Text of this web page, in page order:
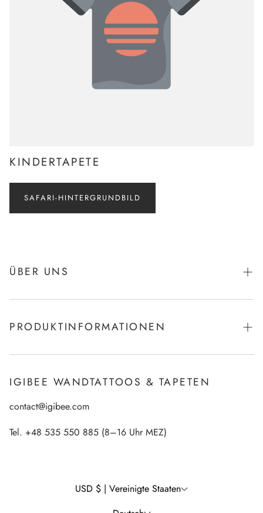
KINDERTAPETE
SAFARI-HINTERGRUNDBILD
ÜBER UNS
Von Kids for Kids - Charity-Aktion
Zahlungen
Datenschutzrichtlinie
Rückgaberecht
PRODUKTINFORMATIONEN
Ökologische Drucktechnologie
Häufig gestellte Fragen
Tapetenmaterialien
IGIBEE WANDTATTOOS & TAPETEN
contact@igibee.com
Tel. +48 535 550 885 (8–16 Uhr MEZ)
USD $ | Vereinigte Staaten